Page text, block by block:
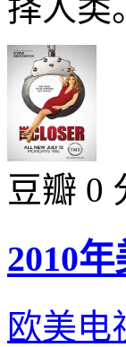
择人类
豆瓣 0
2010
欧美电